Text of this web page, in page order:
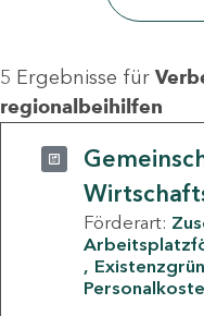
5 Ergebnisse für
regionalbeihilfen
Förderart: